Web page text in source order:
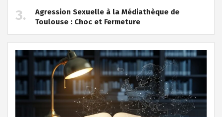
Agression Sexuelle à la Médiathèque de
Toulouse : Choc et Fermeture